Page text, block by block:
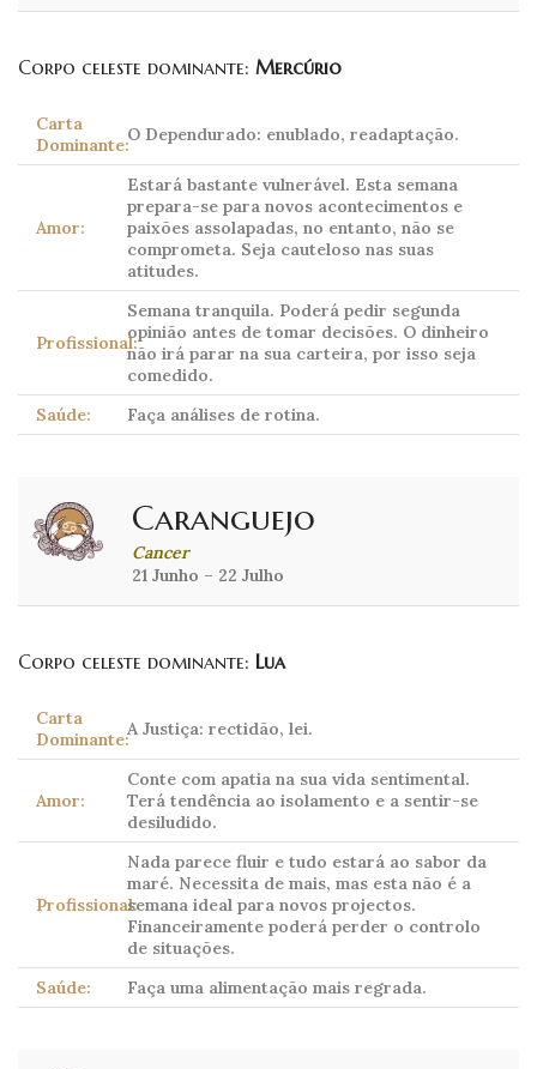
Corpo celeste dominante: Mercúrio
Carta
Dominante:O Dependurado: enublado, readaptação.
Amor:
Estará bastante vulnerável. Esta semana
prepara-se para novos acontecimentos e
paixões assolapadas, no entanto, não se
comprometa. Seja cauteloso nas suas
atitudes.
Profissional:
Semana tranquila. Poderá pedir segunda
opinião antes de tomar decisões. O dinheiro
não irá parar na sua carteira, por isso seja
comedido.
Saúde:
Faça análises de rotina.
Caranguejo
Cancer
21 Junho – 22 Julho
Corpo celeste dominante: Lua
Carta
Dominante:A Justiça: rectidão, lei.
Amor:
Conte com apatia na sua vida sentimental.
Terá tendência ao isolamento e a sentir-se
desiludido.
Profissional:
Nada parece fluir e tudo estará ao sabor da
maré. Necessita de mais, mas esta não é a
semana ideal para novos projectos.
Financeiramente poderá perder o controlo
de situações.
Saúde:
Faça uma alimentação mais regrada.